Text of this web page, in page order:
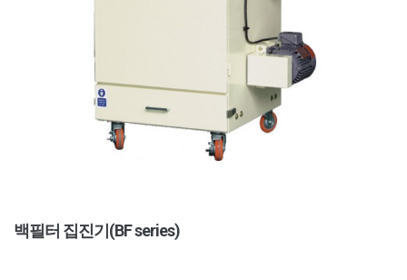
백필터 집진기(BF series)